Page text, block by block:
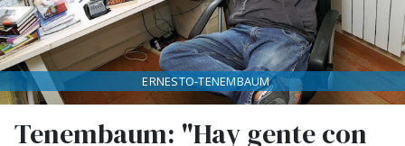
Tenembaum: "Hay gente con
ERNESTO-TENEMBAUM